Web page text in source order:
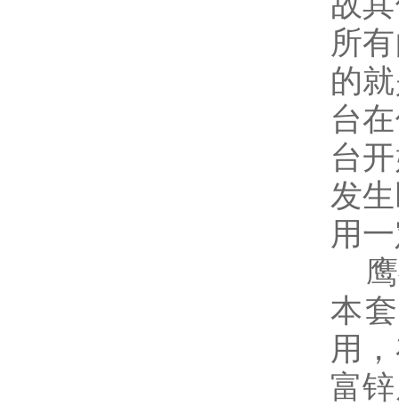
所
的
台
台
发
用
本
用
富